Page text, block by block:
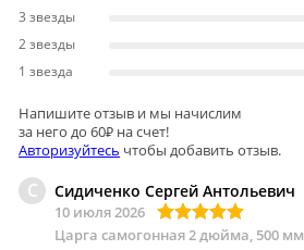
3 звезды
2 звезды
1 звезда
Напишите отзыв и мы начислим
за него до 60₽ на счет!
Авторизуйтесь чтобы добавить отзыв.
С Сидиченко Сергей Антольевич
10 июля 2026
Царга самогонная 2 дюйма, 500 мм